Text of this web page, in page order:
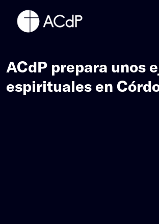
ACdP prepara unos
espirituales en